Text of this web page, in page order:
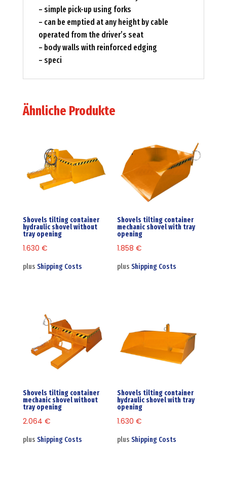
– simple pick-up using forks
– can be emptied at any height by cable
operated from the driver’s seat
– body walls with reinforced edging
– speci
Ähnliche Produkte
Shovels tilting container
hydraulic shovel without
tray opening
1.630 €
plus Shipping Costs
Shovels tilting container
mechanic shovel with tray
opening
1.858€
plusShipping Costs
Shovels tilting container
mechanic shovel without
tray opening
2.064 €
plus Shipping Costs
Shovels tilting container
hydraulic shovel with tray
opening
1.630€
plusShipping Costs